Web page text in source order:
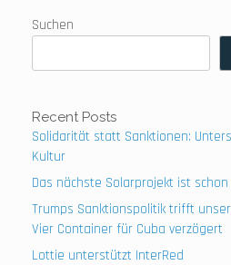
Suchen
Recent Posts
Solidarität statt Sanktionen:
Kultur
Das nächste Solarprojekt ist
Trumps Sanktionspolitik trifft
Vier Container für Cuba verzögert
Lottie unterstützt InterRed